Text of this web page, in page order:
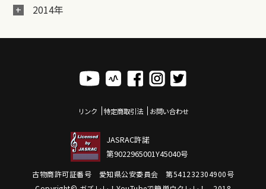
2014年
リンク 特定商取引法 お問い合わせ
JASRAC許諾
第9022965001Y45040号
古物商許可証番号 愛知県公安委員会 第541232304900号